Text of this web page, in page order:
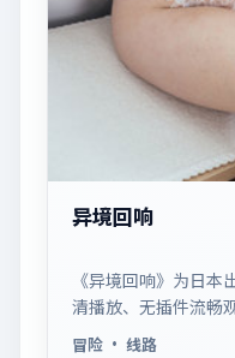
异境回响
《异境回响》为日本
清播放、无插件流畅
合休闲一口气追看。
冒险· 线路